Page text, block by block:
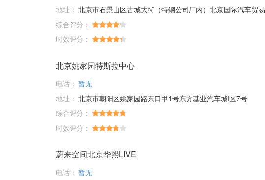
地址： 北京市石景山区古城大街（特钢公司厂内）北京国际汽车贸易服务园区F区16号一层108室
综合评分：
时效评分：
北京姚家园特斯拉中心
电话： 暂无
地址： 北京市朝阳区姚家园路东口甲1号东方基业汽车城I区7号
综合评分：
时效评分：
蔚来空间北京华熙LIVE
电话： 暂无